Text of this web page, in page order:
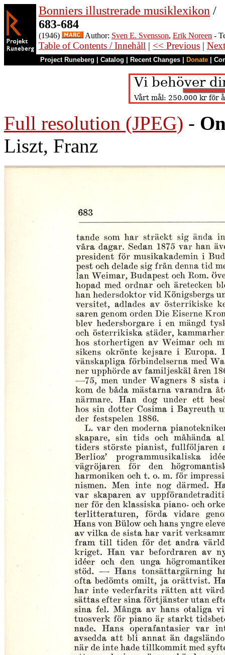
Bonniers illustrerade musiklexikon /
683-684
(1946) Author: Sven E. Svensson, Erik Noreen -
Table of Contents / Innehåll | << Previous |
Project Runeberg Catalog Recent Changes Donate
Full resolution (JPEG) -
Liszt, Franz